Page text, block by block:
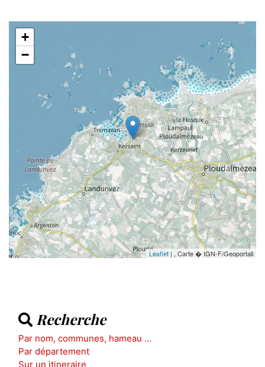
+
−
Leaflet | , Carte � IGN-F/Geoportail
Recherche
Par nom, communes, hameau ...
Par département
Sur un itineraire